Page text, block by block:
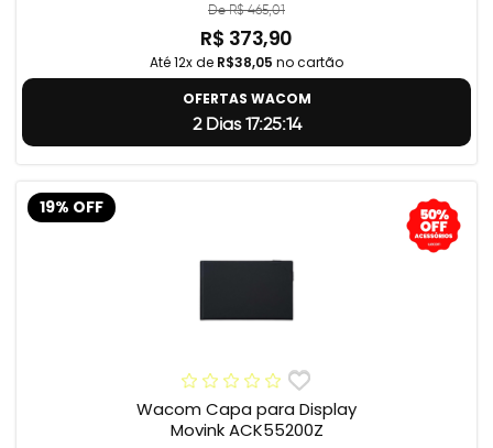
De R$ 465,01
R$ 373,90
Até 12x de R$38,05 no cartão
OFERTAS WACOM
2 Dias 17:25:13
19% OFF
Wacom Capa para Display
Movink ACK55200Z